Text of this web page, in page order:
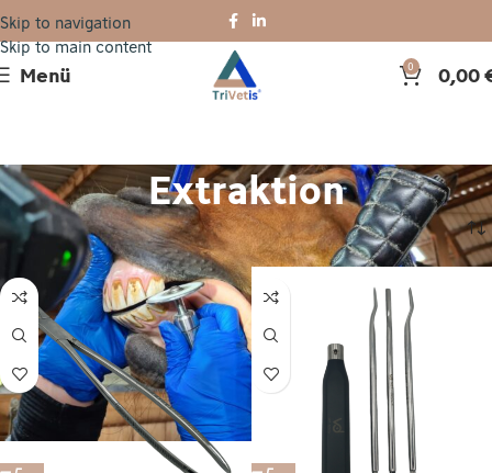
Skip to navigation
Skip to main content
Menü 0 0,00
Extraktion